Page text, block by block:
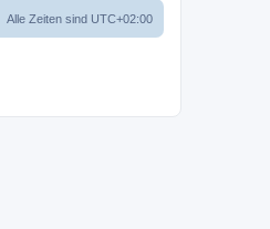
Alle Zeiten sind UTC+02:00